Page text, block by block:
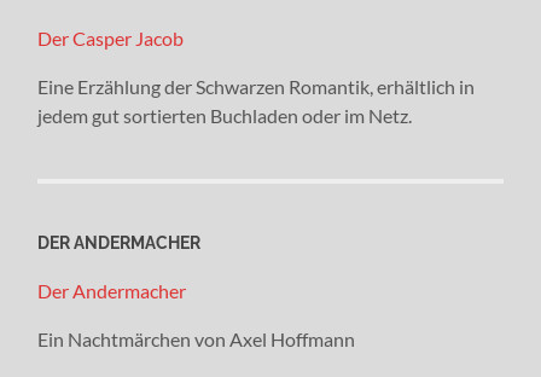
Der Casper Jacob
Eine Erzählung der Schwarzen Romantik, erhältlich in
jedem gut sortierten Buchladen oder im Netz.
DER ANDERMACHER
Der Andermacher
Ein Nachtmärchen von Axel Hoffmann